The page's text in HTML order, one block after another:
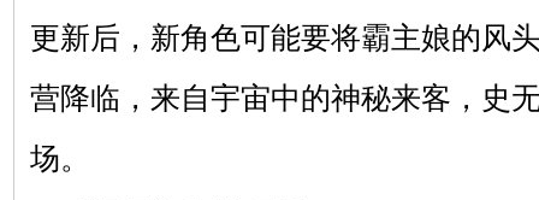
更新后，新角色可能要将霸主娘的风
营降临，来自宇宙中的神秘来客，史
场。